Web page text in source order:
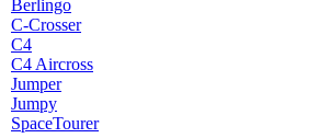
Berlingo
C-Crosser
C4
C4 Aircross
Jumper
Jumpy
SpaceTourer